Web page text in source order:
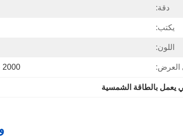
دقة:
يكتب:
اللون:
العرض: 2000 قطعة شهريا
يعمل بالطاقة الشمسية